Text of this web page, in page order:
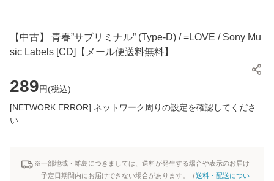
【中古】 青春”サブリミナル” (Type-D) / =LOVE / Sony Mu
sic Labels [CD]【メール便送料無料】
289円(税込)
[NETWORK ERROR] ネットワーク周りの設定を確認してくださ
い
※一部地域・離島につきましては、送料が発生する場合や表示のお届け
予定日期間内にお届けできない場合があります。（送料・配送につい